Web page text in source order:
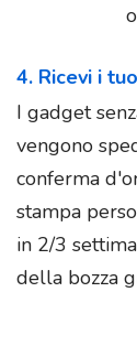
4. Ricevi i
I gadget
vengono
conferma
stampa
in 2/3
della bozza